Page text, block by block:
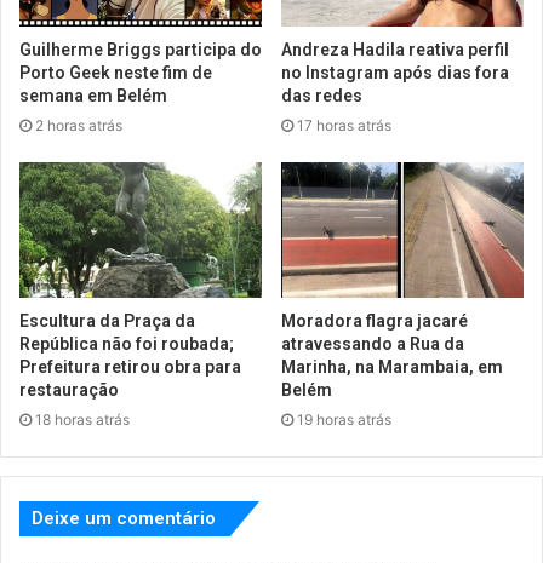
Guilherme Briggs participa do
Porto Geek neste fim de
semana em Belém
2 horas atrás
Andreza Hadila reativa perfil
no Instagram após dias fora
das redes
17 horas atrás
Escultura da Praça da
República não foi roubada;
Prefeitura retirou obra para
restauração
18 horas atrás
Moradora flagra jacaré
atravessando a Rua da
Marinha, na Marambaia, em
Belém
19 horas atrás
Deixe um comentário